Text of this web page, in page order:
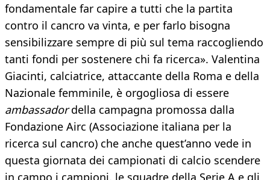
fondamentale far capire a tutti che la partita
contro il cancro va vinta, e per farlo bisogna
sensibilizzare sempre di più sul tema raccogliendo
tanti fondi per sostenere chi fa ricerca». Valentina
Giacinti, calciatrice, attaccante della Roma e della
Nazionale femminile, è orgogliosa di essere
ambassadordella campagna promossa dalla
Fondazione Airc (Associazione italiana per la
ricerca sul cancro) che anche quest’anno vede in
questa giornata dei campionati di calcio scendere
in campo i campioni, le squadre della Serie A e gli